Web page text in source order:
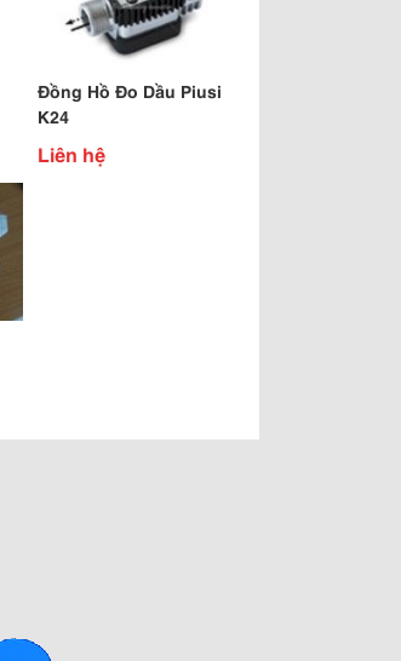
Đồng Hồ Đo Dầu Piusi
K24
Liên hệ